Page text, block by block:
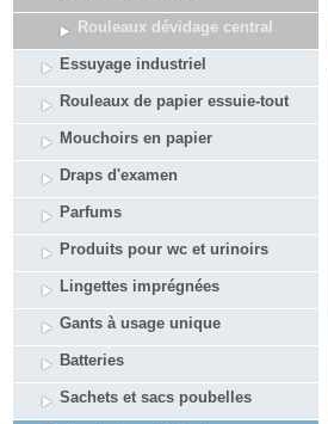
Rouleaux dévidage central
Essuyage industriel
Rouleaux de papier essuie-tout
Mouchoirs en papier
Draps d'examen
Parfums
Produits pour wc et urinoirs
Lingettes imprégnées
Gants à usage unique
Batteries
Sachets et sacs poubelles